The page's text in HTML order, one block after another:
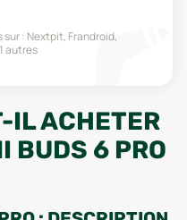
sur : Nextpit, Frandroid,
autres
IL ACHETER
BUDS 6 PRO